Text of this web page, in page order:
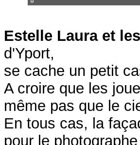
Estelle Laura et
d'Yport,
se cache un petit
A croire que les
même pas que le
En tous cas, la
pour le